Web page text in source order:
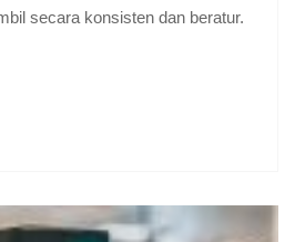
secara konsisten dan beratur.